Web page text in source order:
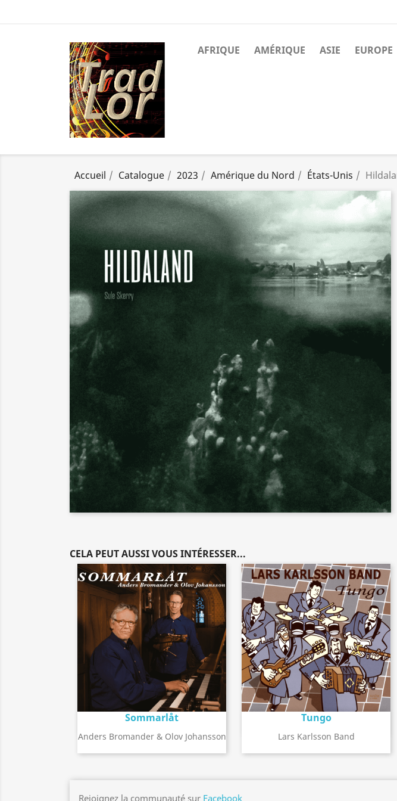
AFRIQUE AMÉRIQUE ASIE EUROPE
Accueil Catalogue 2023 Amérique du Nord États-Unis
CELA PEUT AUSSI VOUS INTÉRESSER...
Sommarlåt
Anders Bromander & Olov Johansson
Détail de l'album Tungo
Lars Karlsson Band
Détail de l'album
Rejoignez la communauté sur Facebook